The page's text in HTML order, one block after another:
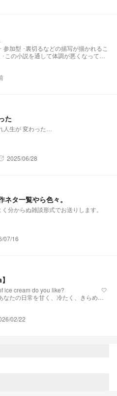
この小説を通して体調が悪くなっても
た
人生が 変わった…
2025/06/28
タ一覧やら色々。
分からぬ雑談形式でお送りします。
07/16
do you like? 🤍
:メルステ 事務
02/22